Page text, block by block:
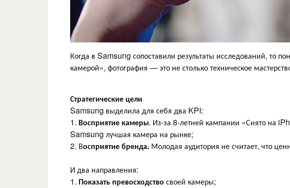
Когда в Samsung сопоставили результаты исследований, то
камерой», фотография — это не столько техническое
Стратегические цели
Samsung выделила для себя два KPI:
1. Восприятие камеры. Из-за 8-летней кампании «Снято на
Samsung лучшая камера на рынке;
2. Восприятие бренда. Молодая аудитория не считает, что
И два направления:
1. Показать превосходство своей камеры;